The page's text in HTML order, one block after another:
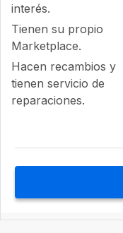
interés.
Tienen su propio
Marketplace.
Hacen recambios y
tienen servicio de
reparaciones.